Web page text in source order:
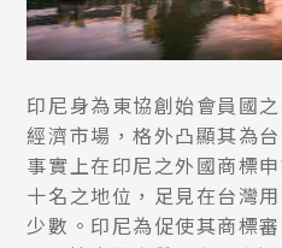
印尼身為東協創始會員國
經濟市場，格外凸顯其為
事實上在印尼之外國商標
十名之地位，足見在台灣
少數。印尼為促使其商標